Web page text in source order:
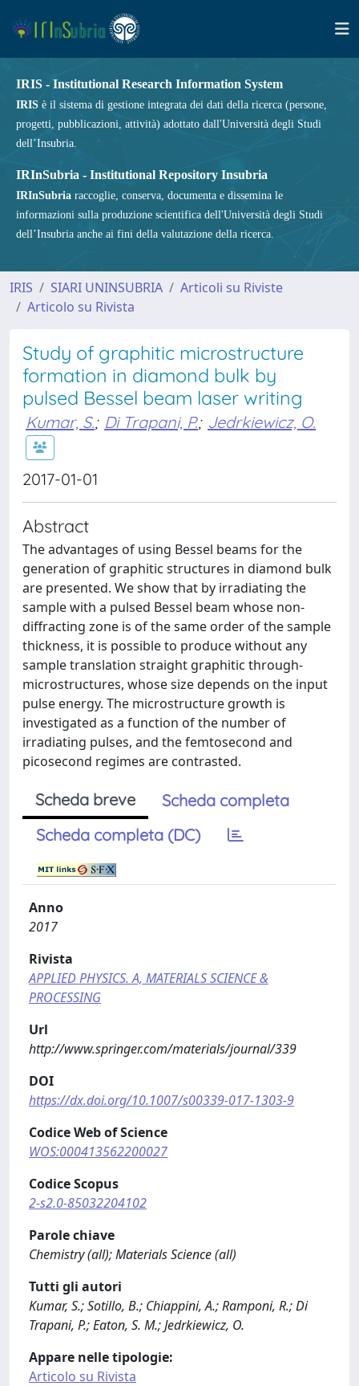
IRIS - Institutional Research Information System
IRIS è il sistema di gestione integrata dei dati della ricerca (persone,
progetti, pubblicazioni, attività) adottato dall'Università degli Studi
dell’Insubria.
IRInSubria - Institutional Repository Insubria
IRInSubria raccoglie, conserva, documenta e dissemina le
informazioni sulla produzione scientifica dell'Università degli Studi
dell’Insubria anche ai fini della valutazione della ricerca.
IRIS SIARI UNINSUBRIA
Articoli su Riviste
Articolo su Rivista
Study of graphitic microstructure
formation in diamond bulk by
pulsed Bessel beam laser writing
Kumar, S.; Di Trapani, P.; Jedrkiewicz, O.
2017-01-01
Abstract
The advantages of using Bessel beams for the
generation of graphitic structures in diamond bulk
are presented. We show that by irradiating the
sample with a pulsed Bessel beam whose non-
diffracting zone is of the same order of the sample
thickness, it is possible to produce without any
sample translation straight graphitic through-
microstructures, whose size depends on the input
pulse energy. The microstructure growth is
investigated as a function of the number of
irradiating pulses, and the femtosecond and
picosecond regimes are contrasted.
Scheda breve
Scheda completa
Scheda completa (DC)
Anno
2017
Rivista
APPLIED PHYSICS. A, MATERIALS SCIENCE &
PROCESSING
Url
http://www.springer.com/materials/journal/339
DOI
https://dx.doi.org/10.1007/s00339-017-1303-9
Codice Web of Science
WOS:000413562200027
Codice Scopus
2-s2.0-85032204102
Parole chiave
Chemistry (all); Materials Science (all)
Tutti gli autori
Kumar, S.; Sotillo, B.; Chiappini, A.; Ramponi, R.; Di
Trapani, P.; Eaton, S. M.; Jedrkiewicz, O.
Appare nelle tipologie:
Articolo su Rivista